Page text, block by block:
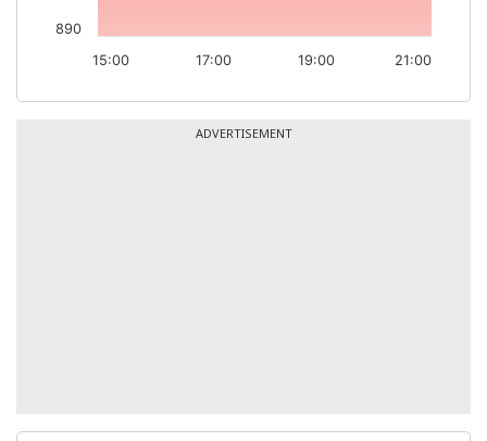
21:00
15:00 17:00 19:00
890
ADVERTISEMENT